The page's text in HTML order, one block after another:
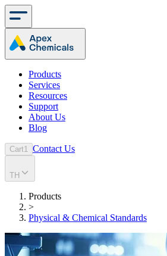
Products
Services
Resources
Support
About Us
Blog
Cart1 Contact Us
TH
Products
>
Physical & Chemical Standards